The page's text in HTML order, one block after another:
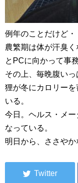
例年のことだけど・
農繁期は体が汗臭
とPCに向かって事
その上、毎晩腹い
狸が冬にカロリー
いる。
今日。ヘルス・メ
なっている。
明日から、ささやか